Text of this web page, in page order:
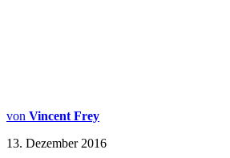
von Vincent Frey
13. Dezember 2016